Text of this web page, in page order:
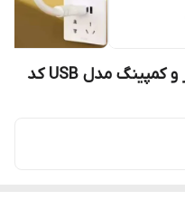
حشره کش برقی قابل حمل سفر و کمپینگ مدل USB کد